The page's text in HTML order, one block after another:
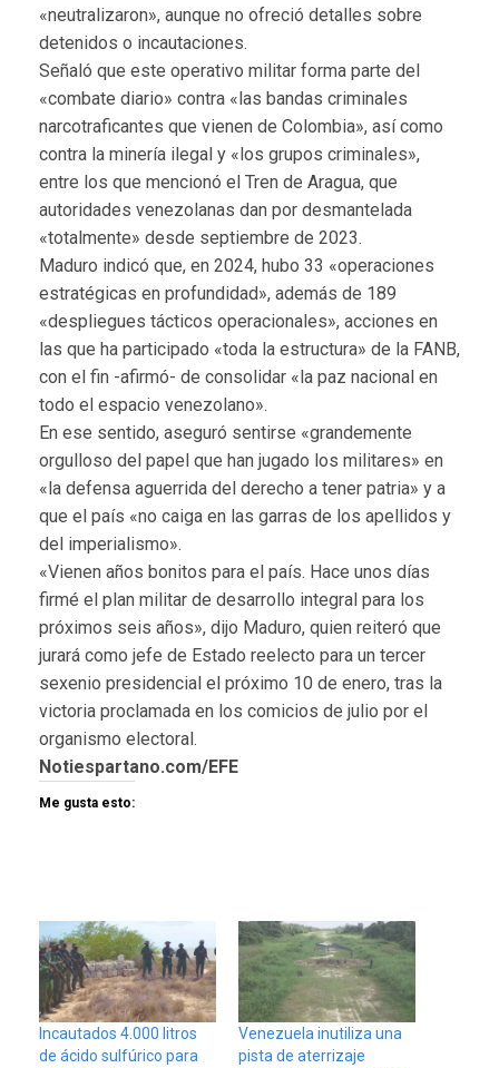
«neutralizaron», aunque no ofreció detalles sobre
detenidos o incautaciones.
Señaló que este operativo militar forma parte del
«combate diario» contra «las bandas criminales
narcotraficantes que vienen de Colombia», así como
contra la minería ilegal y «los grupos criminales»,
entre los que mencionó el Tren de Aragua, que
autoridades venezolanas dan por desmantelada
«totalmente» desde septiembre de 2023.
Maduro indicó que, en 2024, hubo 33 «operaciones
estratégicas en profundidad», además de 189
«despliegues tácticos operacionales», acciones en
las que ha participado «toda la estructura» de la FANB,
con el fin -afirmó- de consolidar «la paz nacional en
todo el espacio venezolano».
En ese sentido, aseguró sentirse «grandemente
orgulloso del papel que han jugado los militares» en
«la defensa aguerrida del derecho a tener patria» y a
que el país «no caiga en las garras de los apellidos y
del imperialismo».
«Vienen años bonitos para el país. Hace unos días
firmé el plan militar de desarrollo integral para los
próximos seis años», dijo Maduro, quien reiteró que
jurará como jefe de Estado reelecto para un tercer
sexenio presidencial el próximo 10 de enero, tras la
victoria proclamada en los comicios de julio por el
organismo electoral.
Notiespartano.com/EFE
Me gusta esto:
Incautados 4.000 litros
de ácido sulfúrico para
Venezuela inutiliza una
pista de aterrizaje